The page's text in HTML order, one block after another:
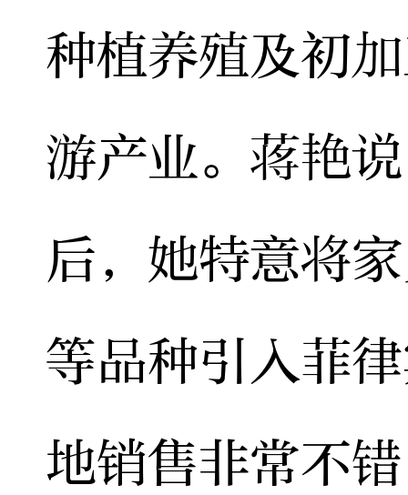
种植养殖及初
游产业。蒋艳
后，她特意将
等品种引入菲
地销售非常不